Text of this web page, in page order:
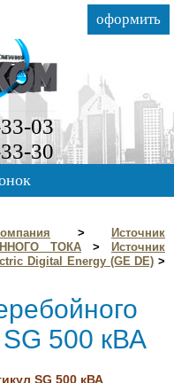
оформить
03
30
>
Источник
ТОКА >
Источник
Digital Energy (GE DE) >
500 кВА
SG 500 кВА